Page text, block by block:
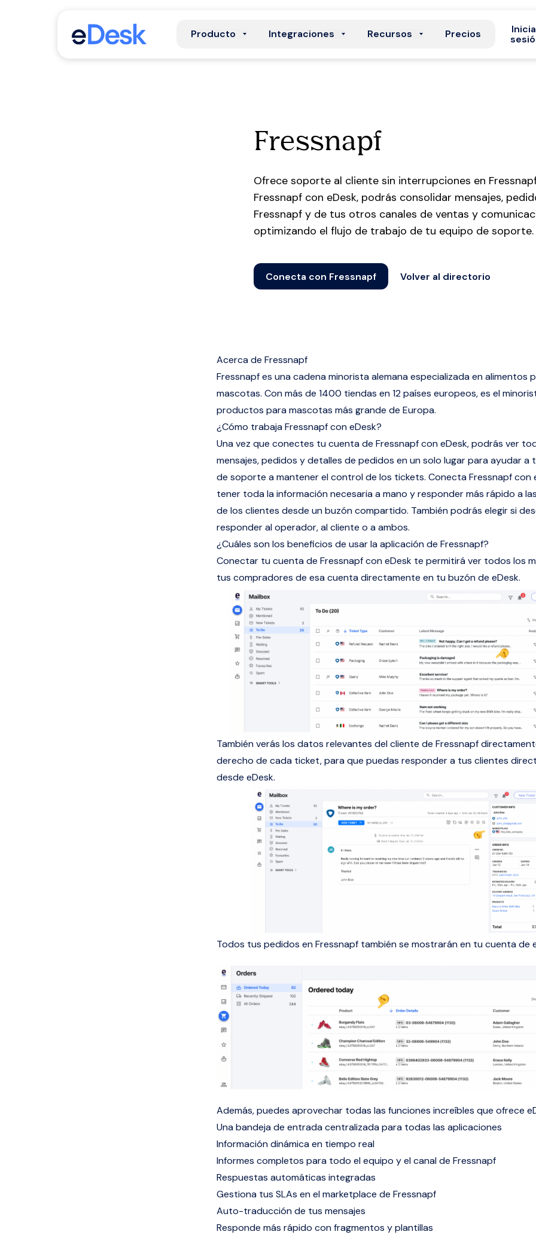
Producto Integraciones Recursos Precios
Fressnapf
Ofrece soporte al cliente sin interrupciones en
Fressnapf con eDesk, podrás consolidar mensajes,
Fressnapf y de tus otros canales de ventas y
optimizando el flujo de trabajo de tu equipo de soporte.
Conecta con Fressnapf Volver al directorio
Acerca de Fressnapf
Fressnapf es una cadena minorista alemana especializada en alimentos
mascotas. Con más de 1400 tiendas en 12 países europeos, es el
productos para mascotas más grande de Europa.
¿Cómo trabaja Fressnapf con eDesk?
Una vez que conectes tu cuenta de Fressnapf con eDesk, podrás ver
mensajes, pedidos y detalles de pedidos en un solo lugar para ayudar a
de soporte a mantener el control de los tickets. Conecta Fressnapf con
tener toda la información necesaria a mano y responder más rápido a
de los clientes desde un buzón compartido. También podrás elegir si
responder al operador, al cliente o a ambos.
¿Cuáles son los beneficios de usar la aplicación de Fressnapf?
Conectar tu cuenta de Fressnapf con eDesk te permitirá ver todos los
tus compradores de esa cuenta directamente en tu buzón de eDesk.
También verás los datos relevantes del cliente de Fressnapf
derecho de cada ticket, para que puedas responder a tus clientes
desde eDesk.
Todos tus pedidos en Fressnapf también se mostrarán en tu cuenta de
Además, puedes aprovechar todas las funciones increíbles que ofrece
Una bandeja de entrada centralizada para todas las aplicaciones
Información dinámica en tiempo real
Informes completos para todo el equipo y el canal de Fressnapf
Respuestas automáticas integradas
Gestiona tus SLAs en el marketplace de Fressnapf
Auto-traducción de tus mensajes
Responde más rápido con fragmentos y plantillas